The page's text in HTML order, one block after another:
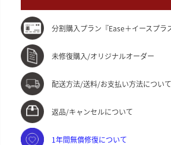
分割購入プラン『Ease＋イースプラ
未修復購入/オリジナルオーダー
配送方法/送料/お支払い方法について
返品/キャンセルについて
1年間無償修復について